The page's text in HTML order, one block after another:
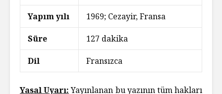
Yapım yılı 1969; Cezayir, Fransa
Süre 127 dakika
Dil Fransızca
Yasal Uyarı:Yayınlanan bu yazının tüm hakları